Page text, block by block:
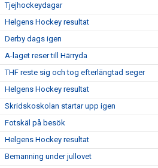
Tjejhockeydagar
Helgens Hockey resultat
Derby dags igen
A-laget reser till Härryda
THF reste sig och tog efterlängtad seger
Helgens Hockey resultat
Skridskoskolan startar upp igen
Fotskäl på besök
Helgens Hockey resultat
Bemanning under jullovet